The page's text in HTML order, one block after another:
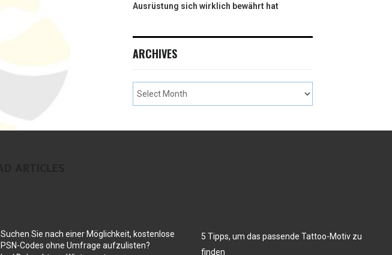
Ausrüstung sich wirklich bewährt hat
ARCHIVES
Suchen Sie nach einer Möglichkeit, kostenlose
PSN-Codes ohne Umfrage aufzulisten?
5 Tipps, um das passende Tattoo-Motiv zu
finden